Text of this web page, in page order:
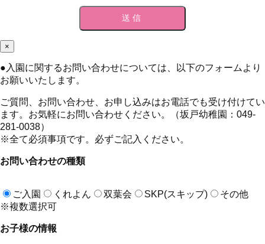
×
● 入園に関するお問い合わせについては、以下のフォームより
お願いいたします。
ご質問、お問い合わせ、お申し込みはお電話でも受け付けてい
ます。お気軽にお問い合わせください。（坂戸幼稚園：049-
281-0038）
※全て必須事項です。必ずご記入ください。
お問い合わせの種類
ご入園 くれよん 双葉会 SKP(スキップ)
その他
※複数選択可
お子様の情報